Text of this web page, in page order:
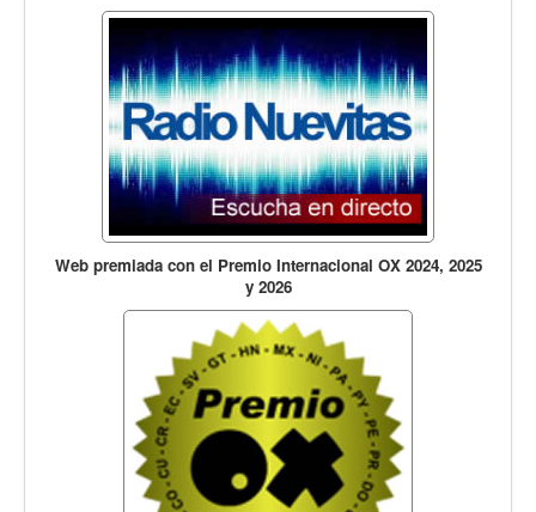
Medio Ambiente
Ciencia, tecnología y curiosidades
Francés
Inglés
Desempolvando la historia
Web premiada con el Premio Internacional OX 2024, 2025
y 2026